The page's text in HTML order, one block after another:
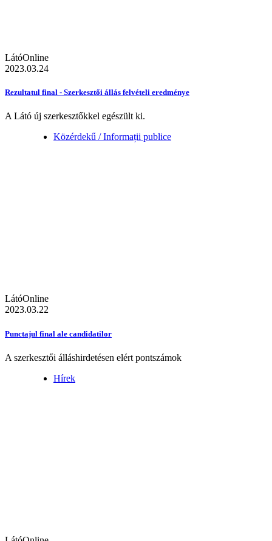
LátóOnline
2023.03.24
Rezultatul final - Szerkesztői állás felvételi eredménye
A Látó új szerkesztőkkel egészült ki.
Közérdekű / Informații publice
LátóOnline
2023.03.22
Punctajul final ale candidatilor
A szerkesztői álláshirdetésen elért pontszámok
Hírek